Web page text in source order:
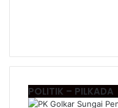
POLITIK – PILKADA